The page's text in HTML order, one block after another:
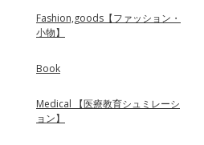
Fashion,goods【ファッション・
小物】
Book
Medical 【医療教育シュミレーシ
ョン】